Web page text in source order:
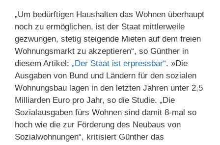
„Um bedürftigen Haushalten das Wohnen überhaupt
noch zu ermöglichen, ist der Staat mittlerweile
gezwungen, stetig steigende Mieten auf dem freien
Wohnungsmarkt zu akzeptieren“, so Günther in
diesem Artikel: „Der Staat ist erpressbar“. »Die
Ausgaben von Bund und Ländern für den sozialen
Wohnungsbau lagen in den letzten Jahren unter 2,5
Milliarden Euro pro Jahr, so die Studie. „Die
Sozialausgaben fürs Wohnen sind damit 8-mal so
hoch wie die zur Förderung des Neubaus von
Sozialwohnungen“, kritisiert Günther das